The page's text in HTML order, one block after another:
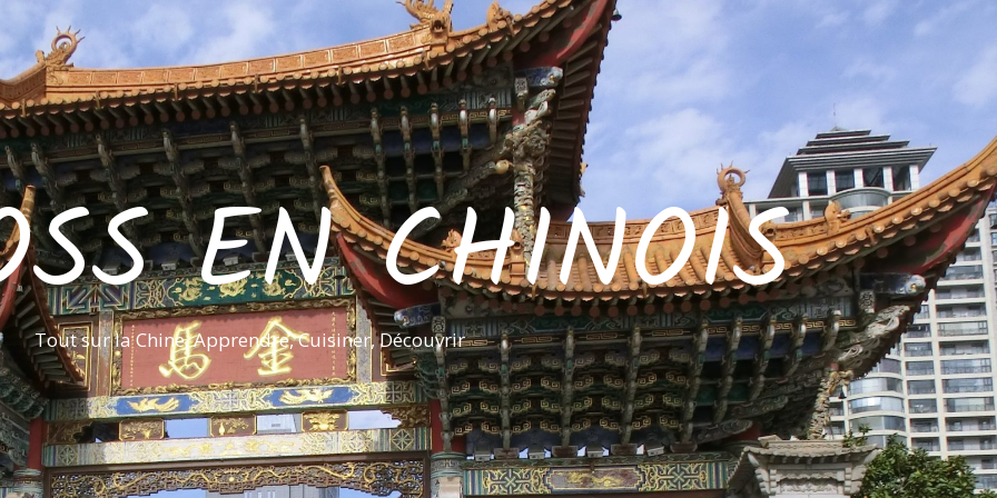
EN CHINOIS
Tout sur la Chine, Apprendre, Cuisiner, Découvrir